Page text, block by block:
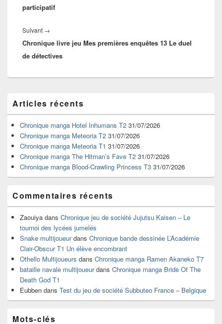
participatif
Suivant →
suivant :
Chronique livre jeu Mes premières enquêtes 13 Le duel
de détectives
principale
de
widget
pour
barre
latérale
Articles récents
Chronique manga Hotel Inhumans T2 31/07/2026
Chronique manga Meteoria T2 31/07/2026
Chronique manga Meteoria T1 31/07/2026
Chronique manga The Hitman’s Fave T2 31/07/2026
Chronique manga Blood-Crawling Princess T3 31/07/2026
Commentaires récents
Zaouiya dans Chronique jeu de société Jujutsu Kaisen – Le
tournoi des lycées jumelés
Snake multijoueurdans Chronique bande dessinée L’Académie
Clair-Obscur T1 Un élève encombrant
Othello Multijoueurs dans Chronique manga Ramen Akaneko T7
bataille navale multijoueurdans Chronique manga Bride Of The
Death God T1
Eubben dans Test du jeu de société Subbuteo France – Belgique
Mots-clés